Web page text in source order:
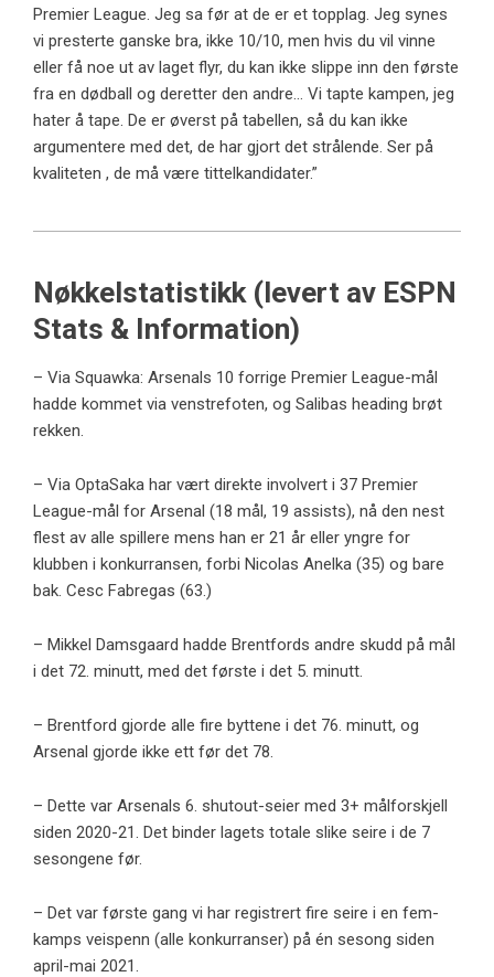
Premier League. Jeg sa før at de er et topplag. Jeg synes
vi presterte ganske bra, ikke 10/10, men hvis du vil vinne
eller få noe ut av laget flyr, du kan ikke slippe inn den første
fra en dødball og deretter den andre… Vi tapte kampen, jeg
hater å tape. De er øverst på tabellen, så du kan ikke
argumentere med det, de har gjort det strålende. Ser på
kvaliteten , de må være tittelkandidater.”
Nøkkelstatistikk (levert av ESPN
Stats & Information)
– Via Squawka: Arsenals 10 forrige Premier League-mål
hadde kommet via venstrefoten, og Salibas heading brøt
rekken.
– Via OptaSaka har vært direkte involvert i 37 Premier
League-mål for Arsenal (18 mål, 19 assists), nå den nest
flest av alle spillere mens han er 21 år eller yngre for
klubben i konkurransen, forbi Nicolas Anelka (35) og bare
bak. Cesc Fabregas (63.)
– Mikkel Damsgaard hadde Brentfords andre skudd på mål
i det 72. minutt, med det første i det 5. minutt.
– Brentford gjorde alle fire byttene i det 76. minutt, og
Arsenal gjorde ikke ett før det 78.
– Dette var Arsenals 6. shutout-seier med 3+ målforskjell
siden 2020-21. Det binder lagets totale slike seire i de 7
sesongene før.
– Det var første gang vi har registrert fire seire i en fem-
kamps veispenn (alle konkurranser) på én sesong siden
april-mai 2021.